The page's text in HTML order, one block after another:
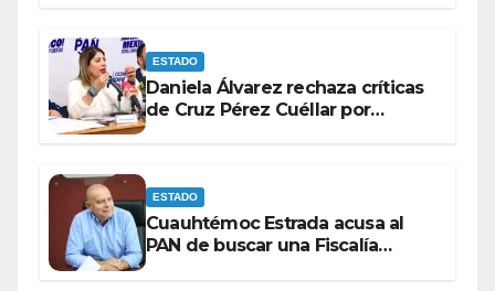
ESTADO
Daniela Álvarez rechaza críticas
de Cruz Pérez Cuéllar por
ESTADO
Cuauhtémoc Estrada acusa al
PAN de buscar una Fiscalía